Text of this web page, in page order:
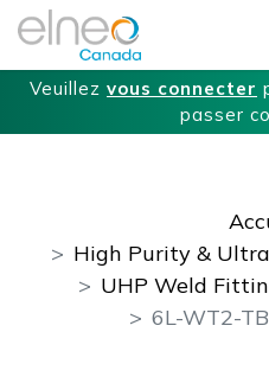
Veuillez vous connecter
passer
High Purity &
UHP Weld
6L-WT2-